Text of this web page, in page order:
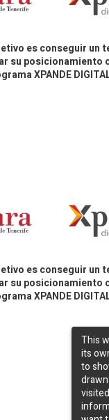
es conseguir
su
XPANDE
es conseguir
su
XPANDE
This
its
to